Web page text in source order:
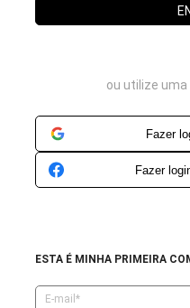
ou utilize
Fazer
Fazer
ESTA É MINHA PRIMEIRA